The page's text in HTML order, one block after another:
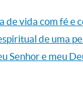
de vida com fé e
de uma
Senhor e meu